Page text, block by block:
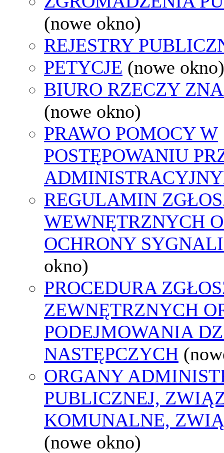
(nowe okno)
REJESTRY
PETYCJE (nowe okno)
BIURO RZECZY
(nowe okno)
PRAWO POMOCY W
POSTĘPOWANIU
REGULAMIN
WEWNĘTRZNYCH
OCHRONY
okno)
PROCEDURA
ZEWNĘTRZNYCH
PODEJMOWANIA
NASTĘPCZYCH
ORGANY
PUBLICZNEJ,
KOMUNALNE,
(nowe okno)